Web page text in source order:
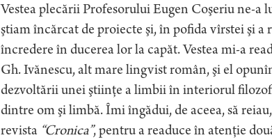
Vestea plecării Profesorului Eugen Coşeriu ne-
ştiam încărcat de proiecte şi, în pofida vîrstei şi
încredere în ducerea lor la capăt. Vestea mi-a
Gh. Ivănescu, alt mare lingvist român, şi el
dezvoltării unei ştiinţe a limbii în interiorul
dintre om şi limbă. Îmi îngădui, de aceea, să
revista “Cronica”, pentru a readuce în atenţie